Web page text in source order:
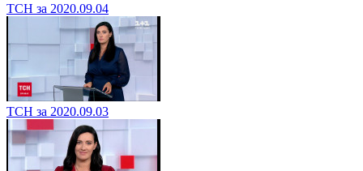
ТСН за 2020.09.04
ТСН за 2020.09.03